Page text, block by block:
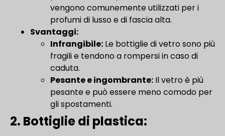
vengono comunemente utilizzati per i
profumi di lusso e di fascia alta.
Svantaggi:
Infrangibile: Le bottiglie di vetro sono più
fragili e tendono a rompersi in caso di
caduta.
Pesante e ingombrante: Il vetro è più
pesante e può essere meno comodo per
gli spostamenti.
2. Bottiglie di plastica: